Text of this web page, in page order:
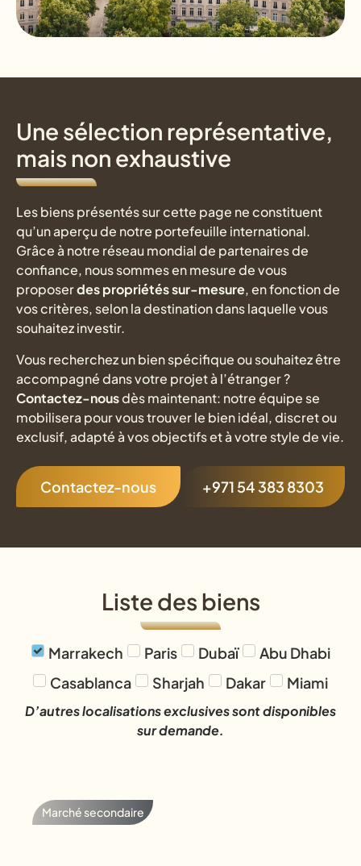
Une sélection représentative,
mais non exhaustive
Les biens présentés sur cette page ne constituent
qu’un aperçu de notre portefeuille international.
Grâce à notre réseau mondial de partenaires de
confiance, nous sommes en mesure de vous
proposerdes propriétés sur-mesure, en fonction de
vos critères, selon la destination dans laquelle vous
souhaitez investir.
Vous recherchez un bien spécifique ou souhaitez être
accompagné dans votre projet à l’étranger ?
Contactez-nousdès maintenant: notre équipe se
mobilisera pour vous trouver le bien idéal, discret ou
exclusif, adapté à vos objectifs et à votre style de vie.
Contactez-nous +971 54 383 8303
Liste des biens
Marrakech Paris Dubaï
Abu Dhabi
Casablanca
Sharjah Dakar Miami
D’autres localisations exclusives sont disponibles
sur demande.
Marché secondaire